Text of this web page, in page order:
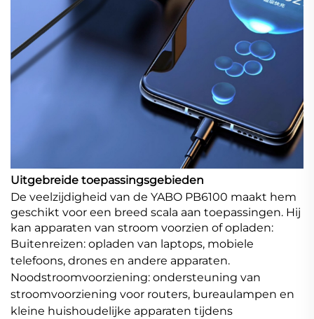
Uitgebreide toepassingsgebieden
De veelzijdigheid van de YABO PB6100 maakt hem
geschikt voor een breed scala aan toepassingen. Hij
kan apparaten van stroom voorzien of opladen:
Buitenreizen: opladen van laptops, mobiele
telefoons, drones en andere apparaten.
Noodstroomvoorziening: ondersteuning van
stroomvoorziening voor routers, bureaulampen en
kleine huishoudelijke apparaten tijdens